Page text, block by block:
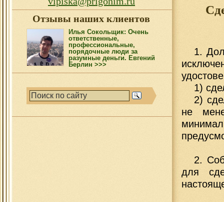
Отзывы наших клиентов
Илья Сокольщик: Очень
ответственные,
профессиональные,
порядочные люди за
разумные деньги. Евгений
Берлин >>>
1.
1)
2)
не
2.
для